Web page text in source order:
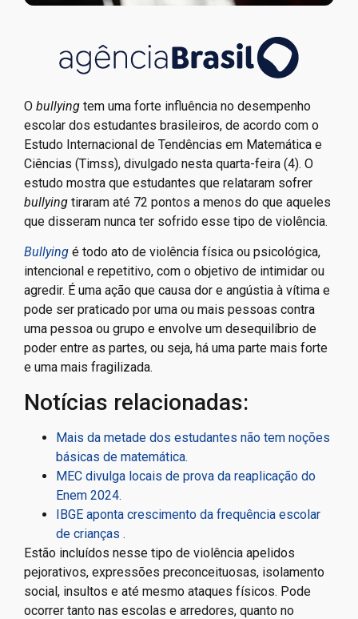
O bullying tem uma forte influência no desempenho
escolar dos estudantes brasileiros, de acordo com o
Estudo Internacional de Tendências em Matemática e
Ciências (Timss), divulgado nesta quarta-feira (4). O
estudo mostra que estudantes que relataram sofrer
bullying tiraram até 72 pontos a menos do que aqueles
que disseram nunca ter sofrido esse tipo de violência.
Bullying é todo ato de violência física ou psicológica,
intencional e repetitivo, com o objetivo de intimidar ou
agredir. É uma ação que causa dor e angústia à vítima e
pode ser praticado por uma ou mais pessoas contra
uma pessoa ou grupo e envolve um desequilíbrio de
poder entre as partes, ou seja, há uma parte mais forte
e uma mais fragilizada.
Notícias relacionadas:
Mais da metade dos estudantes não tem noções
básicas de matemática.
MEC divulga locais de prova da reaplicação do
Enem 2024.
IBGE aponta crescimento da frequência escolar
de crianças .
Estão incluídos nesse tipo de violência apelidos
pejorativos, expressões preconceituosas, isolamento
social, insultos e até mesmo ataques físicos. Pode
ocorrer tanto nas escolas e arredores, quanto no